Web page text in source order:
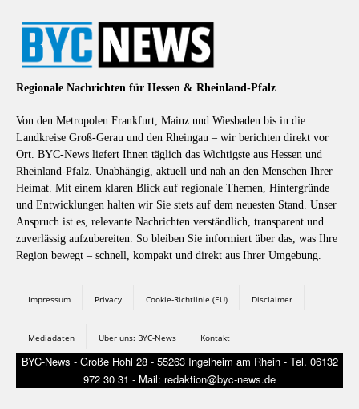
Regionale Nachrichten für Hessen & Rheinland-Pfalz
Von den Metropolen Frankfurt, Mainz und Wiesbaden bis in die
Landkreise Groß-Gerau und den Rheingau – wir berichten direkt vor
Ort. BYC-News liefert Ihnen täglich das Wichtigste aus Hessen und
Rheinland-Pfalz. Unabhängig, aktuell und nah an den Menschen Ihrer
Heimat. Mit einem klaren Blick auf regionale Themen, Hintergründe
und Entwicklungen halten wir Sie stets auf dem neuesten Stand. Unser
Anspruch ist es, relevante Nachrichten verständlich, transparent und
zuverlässig aufzubereiten. So bleiben Sie informiert über das, was Ihre
Region bewegt – schnell, kompakt und direkt aus Ihrer Umgebung.
Impressum Privacy Cookie-Richtlinie (EU) Disclaimer
Mediadaten Über uns: BYC-News Kontakt
BYC-News - Große Hohl 28 - 55263 Ingelheim am Rhein - Tel. 06132
972 30 31 - Mail: redaktion@byc-news.de